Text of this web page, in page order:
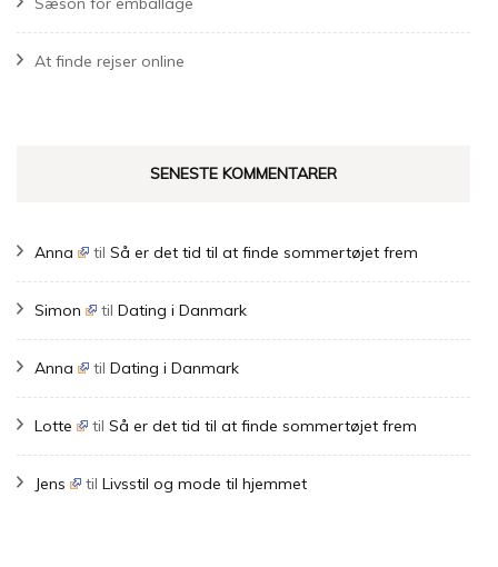
At finde rejser online
SENESTE KOMMENTARER
Anna tilSå er det tid til at finde sommertøjet frem
Simon tilDating i Danmark
Anna tilDating i Danmark
Lotte tilSå er det tid til at finde sommertøjet frem
Jens tilLivsstil og mode til hjemmet